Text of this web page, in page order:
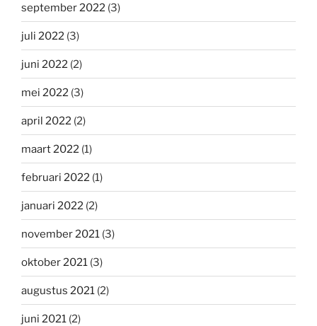
september 2022 (3)
juli 2022 (3)
juni 2022 (2)
mei 2022 (3)
april 2022 (2)
maart 2022 (1)
februari 2022 (1)
januari 2022 (2)
november 2021 (3)
oktober 2021 (3)
augustus 2021 (2)
juni 2021 (2)